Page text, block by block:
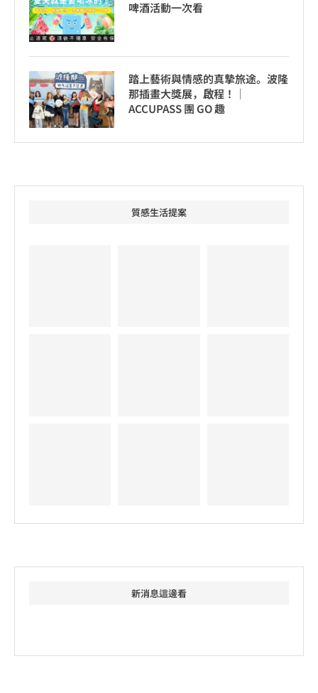
啤酒活動一次看
踏上藝術與情感的真摯旅途。波隆
那插畫大獎展，啟程！│
ACCUPASS 團 GO 趣
質感生活提案
新消息這邊看